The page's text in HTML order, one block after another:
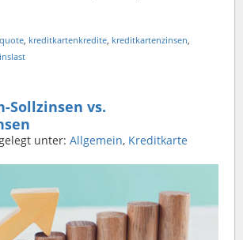
, kreditkartenkredite, kreditkartenzinsen,
Sollzinsen vs.
unter: Allgemein, Kreditkarte